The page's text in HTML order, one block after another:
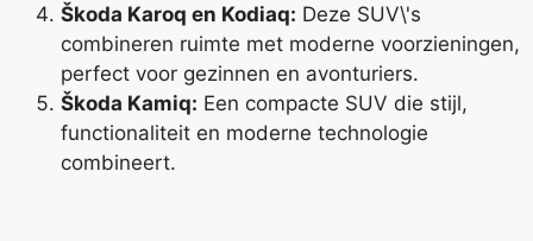
Škoda Karoq en Kodiaq: Deze SUV\'s
combineren ruimte met moderne voorzieningen,
perfect voor gezinnen en avonturiers.
Škoda Kamiq: Een compacte SUV die stijl,
functionaliteit en moderne technologie
combineert.